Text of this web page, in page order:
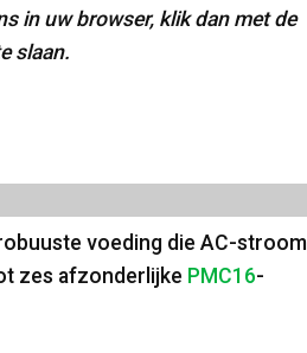
in uw browser, klik dan met de
slaan.
voeding die AC-stroom
zes afzonderlijke PMC16-